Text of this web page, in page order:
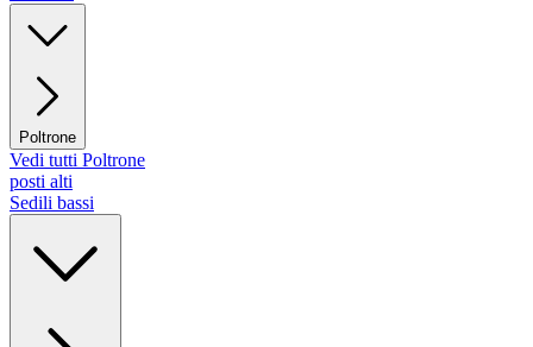
Poltrone
Vedi tutti Poltrone
posti alti
Sedili bassi